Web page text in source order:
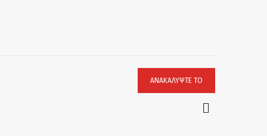
ΑΝΑΚΑΛΎΨΤΕ ΤΟ